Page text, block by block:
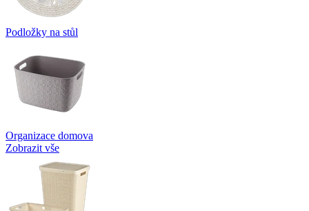
Podložky na stůl
Organizace domova
Zobrazit vše